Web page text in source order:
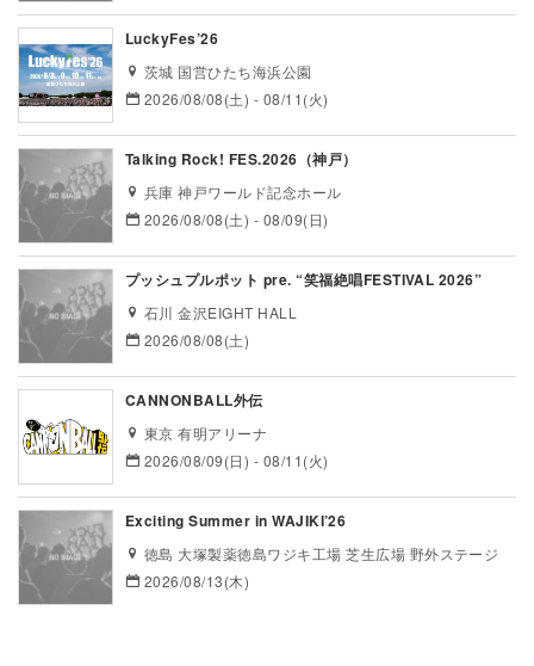
LuckyFes’26
茨城 国営ひたち海浜公園
2026/08/08(土) - 08/11(火)
Talking Rock! FES.2026（神戸）
兵庫 神戸ワールド記念ホール
2026/08/08(土) - 08/09(日)
プッシュプルポット pre. “笑福絶唱FESTIVAL 2026”
石川 金沢EIGHT HALL
2026/08/08(土)
CANNONBALL外伝
東京 有明アリーナ
2026/08/09(日) - 08/11(火)
Exciting Summer in WAJIKI’26
徳島 大塚製薬徳島ワジキ工場 芝生広場 野外ステージ
2026/08/13(木)